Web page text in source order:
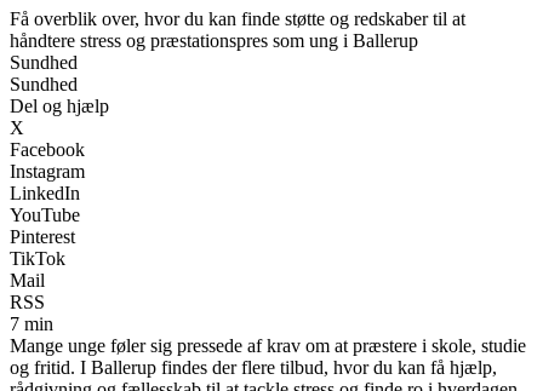
Få overblik over, hvor du kan finde støtte og redskaber til at
håndtere stress og præstationspres som ung i Ballerup
Sundhed
Sundhed
Del og hjælp
X
Facebook
Instagram
LinkedIn
YouTube
Pinterest
TikTok
Mail
RSS
7 min
Mange unge føler sig pressede af krav om at præstere i skole, studie
og fritid. I Ballerup findes der flere tilbud, hvor du kan få hjælp,